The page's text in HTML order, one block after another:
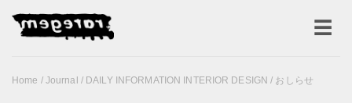
Home / Journal / DAILY INFORMATION INTERIOR DESIGN / おしらせ